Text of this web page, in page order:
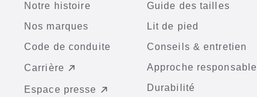
Notre histoire
Nos marques
Code de conduite
Carrière
Espace presse
Guide des tailles
Lit de pied
Conseils & entretien
Approche responsable
Durabilité